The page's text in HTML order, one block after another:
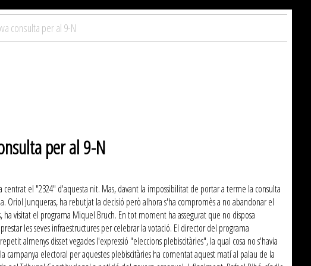
consulta per al 9-N
per al 9-N
el "2324" d'aquesta nit. Mas, davant la impossibilitat de portar a terme la consulta
Junqueras, ha rebutjat la decisió però alhora s'ha compromès a no abandonar el
visitat el programa Miquel Bruch. En tot moment ha assegurat que no disposa
les seves infraestructures per celebrar la votació. El director del programa
almenys disset vegades l'expressió "eleccions plebiscitàries", la qual cosa no s'havia
electoral per aquestes plebiscitàries ha comentat aquest matí al palau de la